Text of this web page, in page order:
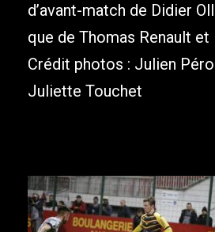
d’avant-match de Didier
que de Thomas Renault et
Crédit photos : Julien
Juliette Touchet